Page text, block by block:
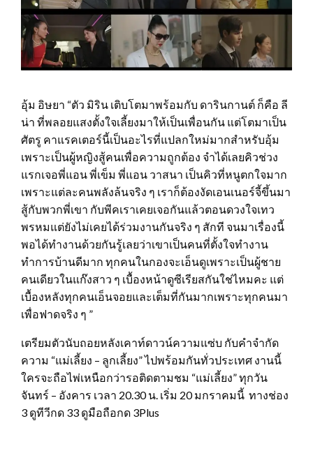
อุ้ม อิษยา “ตัว มิริน เติบโตมาพร้อมกับ ดารินกานต์ ก็คือ ลี
น่า ที่พลอยแสงตั้งใจเลี้ยงมาให้เป็นเพื่อนกัน แต่โตมาเป็น
ศัตรู คาแรคเตอร์นี้เป็นอะไรที่แปลกใหม่มากสำหรับอุ้ม
เพราะเป็นผู้หญิงสู้คนเพื่อความถูกต้อง จำได้เลยคิวช่วง
แรกเจอพี่แอน พี่เข็ม พี่แอน วาสนา เป็นคิวที่หนูตกใจมาก
เพราะแต่ละคนพลังล้นจริง ๆ เราก็ต้องงัดเอนเนอร์จี้ขึ้นมา
สู้กับพวกพี่เขา กับพีคเราเคยเจอกันแล้วตอนดวงใจเทว
พรหมแต่ยังไม่เคยได้ร่วมงานกันจริง ๆ สักที จนมาเรื่องนี้
พอได้ทำงานด้วยกันรู้เลยว่าเขาเป็นคนที่ตั้งใจทำงาน
ทำการบ้านดีมาก ทุกคนในกองจะเอ็นดูเพราะเป็นผู้ชาย
คนเดียวในแก๊งสาว ๆ เบื้องหน้าดูซีเรียสกันใช่ไหมคะ แต่
เบื้องหลังทุกคนเอ็นจอยและเต็มที่กันมากเพราะทุกคนมา
เพื่อฟาดจริง ๆ ”
เตรียมตัวนับถอยหลังเคาท์ดาวน์ความแซ่บ กับคำจำกัด
ความ “แม่เลี้ยง – ลูกเลี้ยง” ไปพร้อมกันทั่วประเทศ งานนี้
ใครจะถือไพ่เหนือกว่ารอติดตามชม “แม่เลี้ยง” ทุกวัน
จันทร์ – อังคาร เวลา 20.30 น. เริ่ม 20 มกราคมนี้ ทางช่อง
3 ดูทีวีกด 33 ดูมือถือกด 3Plus